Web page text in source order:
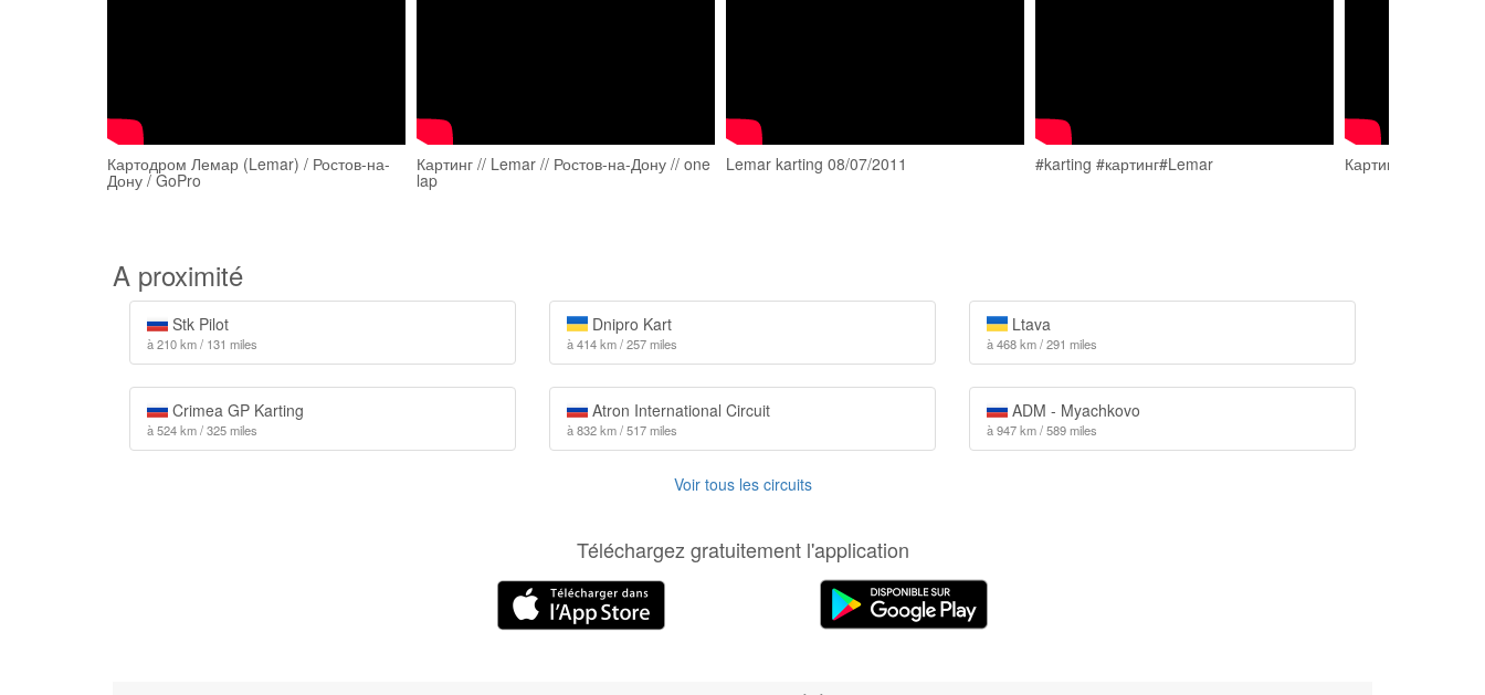
Картодром Лемар (Lemar) / Ростов-на-
Дону / GoPro
Картинг // Lemar // Ростов-на-Дону // one
lap
Lemar karting 08/07/2011 #karting #картинг#Lemar Картинг - LEMAR
A proximité
Stk Pilot
à 210 km / 131 miles
Dnipro Kart
à 414 km / 257 miles
Ltava
à 468 km / 291 miles
Crimea GP Karting
à 524 km / 325 miles
Atron International Circuit
à 832 km / 517 miles
ADM - Myachkovo
à 947 km / 589 miles
Voir tous les circuits
Téléchargez gratuitement l'application